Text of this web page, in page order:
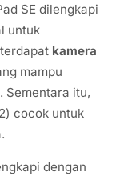
SE dilengkapi
untuk
kamera
mampu
. Sementara itu,
cocok untuk
dengan